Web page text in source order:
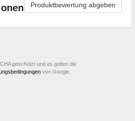
Produktbewertung abgeben
geschützt und es gelten die
von Google.